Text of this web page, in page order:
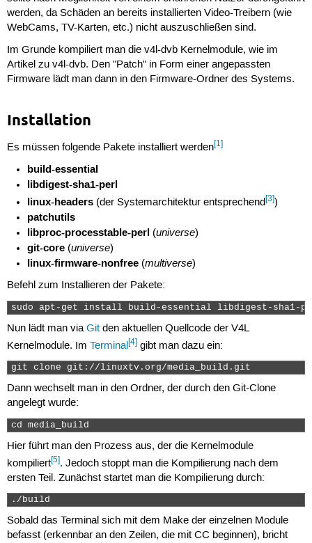
werden, da Schäden an bereits installierten Video-Treibern (wie
WebCams, TV-Karten, etc.) nicht auszuschließen sind.
Im Grunde kompiliert man die v4l-dvb Kernelmodule, wie im
Artikel zu v4l-dvb. Den "Patch" in Form einer angepassten
Firmware lädt man dann in den Firmware-Ordner des Systems.
Installation
Es müssen folgende Pakete installiert werden[1]
build-essential
libdigest-sha1-perl
linux-headers (der Systemarchitektur entsprechend[3])
patchutils
libproc-processtable-perl (universe)
git-core (universe)
linux-firmware-nonfree (multiverse)
Befehl zum Installieren der Pakete:
sudo apt-get install build-essential libdigest-sha1-
Nun lädt man viaGitden aktuellen Quellcode der V4L
Kernelmodule. Im Terminal[4]gibt man dazu ein:
git clone git://linuxtv.org/media_build.git
Dann wechselt man in den Ordner, der durch den Git-Clone
angelegt wurde:
cd media_build
Hier führt man den Prozess aus, der die Kernelmodule
kompiliert[5]. Jedoch stoppt man die Kompilierung nach dem
ersten Teil. Zunächst startet man die Kompilierung durch:
./build
Sobald das Terminal sich mit dem Make der einzelnen Module
befasst (erkennbar an den Zeilen, die mit CC beginnen), bricht